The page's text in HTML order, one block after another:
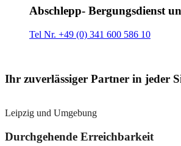
Abschlepp- Bergungsdienst
Tel Nr. +49 (0) 341 600 586 10
Ihr zuverlässiger Partner in jeder
Leipzig und Umgebung
Durchgehende Erreichbarkeit